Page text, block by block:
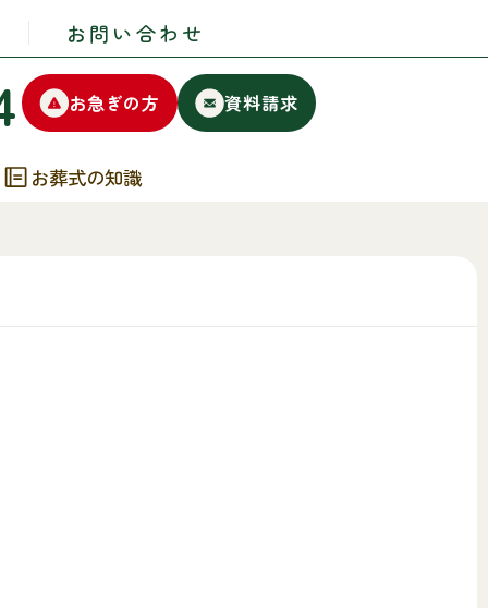
お問い合わせ
お急ぎの方 資料請求
お葬式の知識